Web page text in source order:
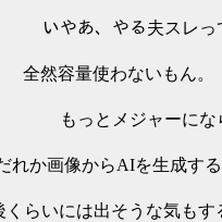
レってサステナ
使わないもん。
にならない
らAIを生成するＡＩ
は出そうな気もする